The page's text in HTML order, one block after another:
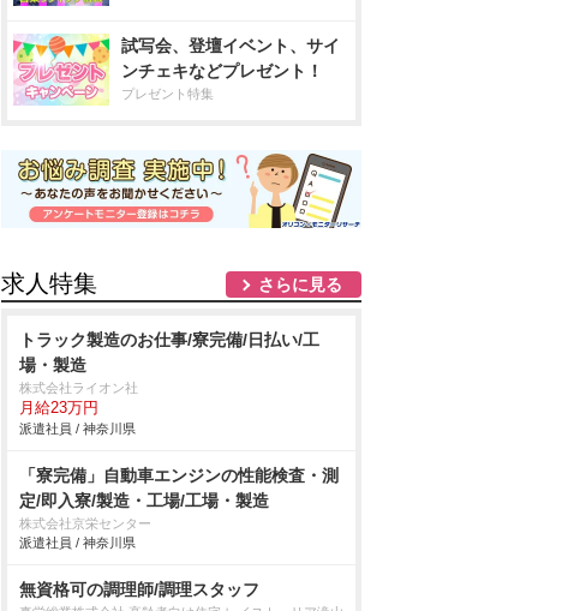
試写会、登壇イベント、サイ
ンチェキなどプレゼント！
プレゼント特集
求人特集 さらに見る
トラック製造のお仕事/寮完備/日払い/工
場・製造
株式会社ライオン社
月給23万円
派遣社員 / 神奈川県
「寮完備」自動車エンジンの性能検査・測
定/即入寮/製造・工場/工場・製造
株式会社京栄センター
派遣社員 / 神奈川県
無資格可の調理師/調理スタッフ